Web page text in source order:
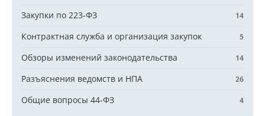
Закупки по 223-ФЗ 14
Контрактная служба и организация закупок 5
Обзоры изменений законодательства 14
Разъяснения ведомств и НПА 26
Общие вопросы 44-ФЗ 4